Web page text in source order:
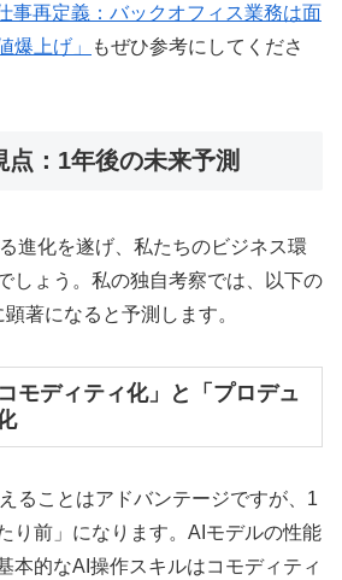
事再定義：バックオフィス業務は面
爆上げ」
もぜひ参考にしてくださ
点：1年後の未来予測
進化を遂げ、私たちのビジネス環
しょう。私の独自考察では、以下の
著になると予測します。
モディティ化」と「プロデュ
ることはアドバンテージですが、1
り前」になります。AIモデルの性能
本的なAI操作スキルはコモディティ